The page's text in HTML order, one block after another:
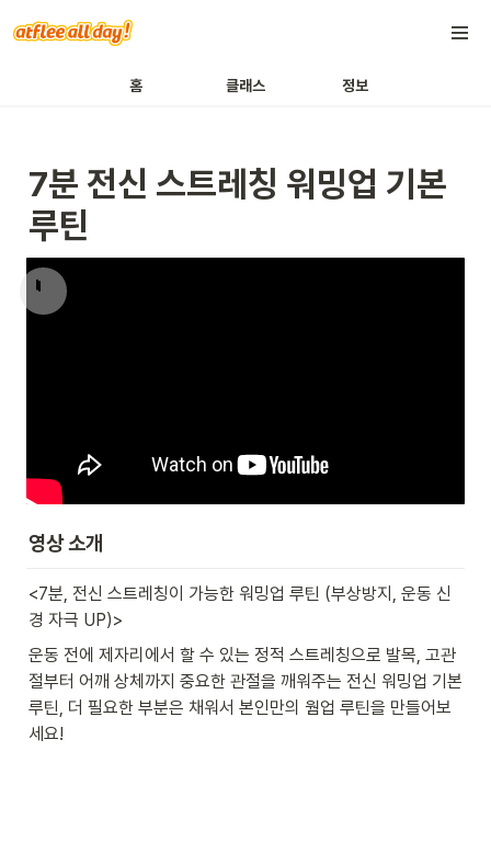
홈 클래스 정보
7분 전신 스트레칭 워밍업 기본
루틴
영상 소개
<7분, 전신 스트레칭이 가능한 워밍업 루틴 (부상방지, 운동 신
경 자극 UP)>
운동 전에 제자리에서 할 수 있는 정적 스트레칭으로 발목, 고관
절부터 어깨 상체까지 중요한 관절을 깨워주는 전신 워밍업 기본
루틴, 더 필요한 부분은 채워서 본인만의 웜업 루틴을 만들어보
세요!